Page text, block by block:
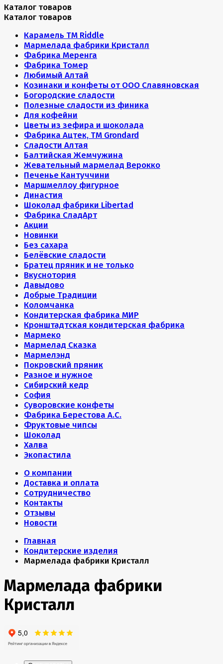
Каталог товаров
Каталог товаров
Карамель ТМ Riddle
Мармелада фабрики Кристалл
Фабрика Меренга
Фабрика Томер
Любимый Алтай
Козинаки и конфеты от ООО Славяновская
Богородские сладости
Полезные сладости из финика
Для кофейни
Цветы из зефира и шоколада
Фабрика Ацтек, ТМ Grondard
Сладости Алтая
Балтийская Жемчужина
Жевательный мармелад Верокко
Печенье Кантуччини
Маршмеллоу фигурное
Династия
Шоколад фабрики Libertad
Фабрика СладАрт
Акции
Новинки
Без сахара
Белёвские сладости
Братец пряник и не только
Вкуснотория
Давыдово
Добрые Традиции
Коломчанка
Кондитерская фабрика МИР
Кронштадтская кондитерская фабрика
Мармеко
Мармелад Сказка
Мармелэнд
Покровский пряник
Разное и нужное
Сибирский кедр
София
Суворовские конфеты
Фабрика Берестова А.С.
Фруктовые чипсы
Шоколад
Халва
Экопастила
О компании
Доставка и оплата
Сотрудничество
Контакты
Отзывы
Новости
Главная
Кондитерские изделия
Мармелада фабрики Кристалл
Мармелада фабрики
Кристалл